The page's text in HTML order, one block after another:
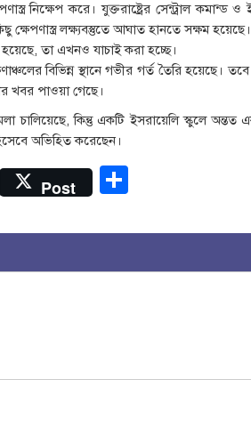
নিক্ষেপ করে। যুক্তরাষ্ট্রের সেন্ট্রাল কমান্ড ও
লক্ষ্যবস্তুতে আঘাত হানতে সক্ষম
তা এখনও যাচাই করা হচ্ছে।
বিভিন্ন স্থানে গভীর গর্ত তৈরি হয়েছে।
খবর পাওয়া গেছে।
চালিয়েছে, কিন্তু একটি ইসরায়েলি স্কুলে
অভিহিত করেছেন।
Post